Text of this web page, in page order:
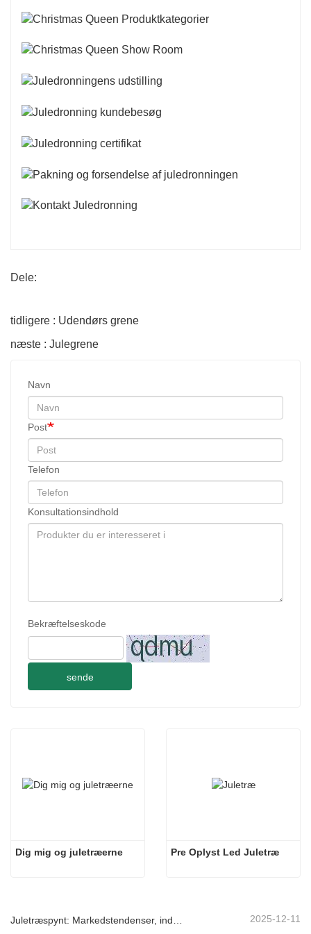
Dele:
tidligere : Udendørs grene
næste : Julegrene
Navn
Post
Telefon
Konsultationsindhold
Bekræftelseskode
sende
Dig mig og juletræerne Pre Oplyst Led Juletræ
2025-12-11